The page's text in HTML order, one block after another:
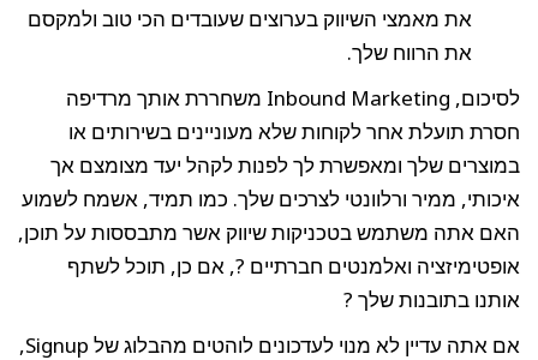
את מאמצי השיווק בערוצים שעובדים הכי טוב ולמקסם
את הרווח שלך.
לסיכום, Inbound Marketing משחררת אותך מרדיפה
חסרת תועלת אחר לקוחות שלא מעוניינים בשירותים או
במוצרים שלך ומאפשרת לך לפנות לקהל יעד מצומצם אך
איכותי, ממיר ורלוונטי לצרכים שלך. כמו תמיד, אשמח לשמוע
האם אתה משתמש בטכניקות שיווק אשר מתבססות על תוכן,
אופטימיזציה ואלמנטים חברתיים ?, אם כן, תוכל לשתף
אותנו בתובנות שלך ?
אם אתה עדיין לא מנוי לעדכונים לוהטים מהבלוג של Signup,